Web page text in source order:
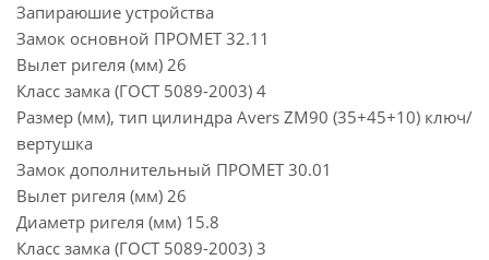
Запираюшие устройства
Замок основной ПРОМЕТ 32.11
Вылет ригеля (мм) 26
Класс замка (ГОСТ 5089-2003) 4
Размер (мм), тип цилиндра Avers ZM90 (35+45+10) ключ/
вертушка
Замок дополнительный ПРОМЕТ 30.01
Вылет ригеля (мм) 26
Диаметр ригеля (мм) 15.8
Класс замка (ГОСТ 5089-2003) 3